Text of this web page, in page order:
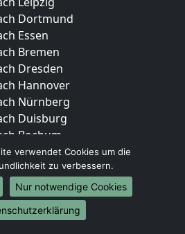
Dortmund
Essen
Bremen
Dresden
Hannover
Nürnberg
Duisburg
Bochum
Wuppertal
Bielefeld
Bonn
Münster
verwendet Cookies um die
zu verbessern.
Nur notwendige Cookies